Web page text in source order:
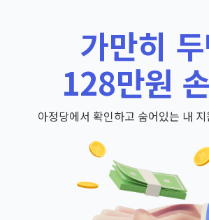
가만히
128만원
아정당에서 확인하고 숨어있는 내